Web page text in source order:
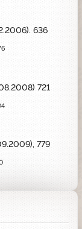
636
721
779